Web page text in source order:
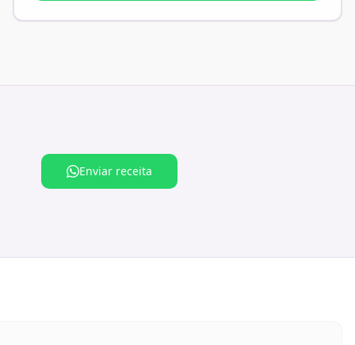
Enviar receita